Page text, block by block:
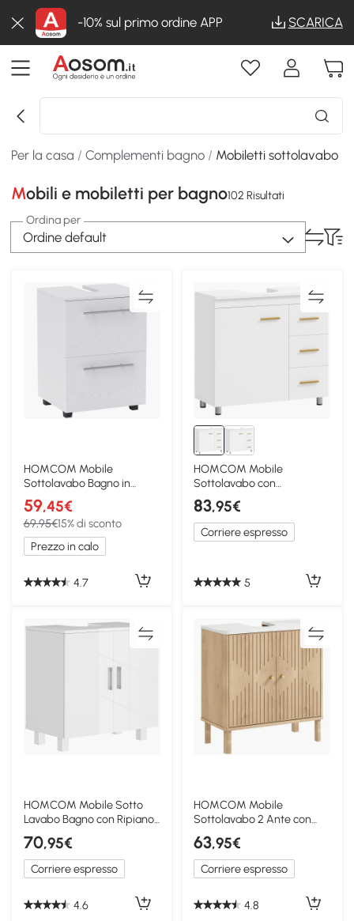
-10% sul primo ordine APP SCARICA
Per la casa /Complementi bagno / Mobiletti sottolavabo
Mobili e mobiletti per bagno102 Risultati
Ordina per
Ordine default
HOMCOM Mobile
Sottolavabo Bagno in
Legno 41.5x35.5x59 cm
Bianco
59,45€
69,95€15% di sconto
Prezzo in calo
4.7
HOMCOM Mobile
Sottolavabo con
Armadietto e 3 Cassetti
Bianco
83,95€
Corriere espresso
5
HOMCOM Mobile Sotto
Lavabo Bagno con Ripiano
Centrale Bianco
70,95€
Corriere espresso
4.6
HOMCOM Mobile
Sottolavabo 2 Ante con
Mensola Regolabile Rovere
63,95€
Corriere espresso
4.8